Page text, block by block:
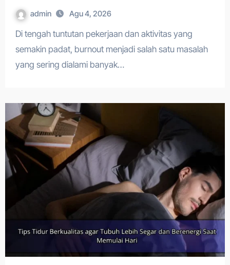
admin Agu 4, 2026
Di tengah tuntutan pekerjaan dan aktivitas yang
semakin padat, burnout menjadi salah satu masalah
yang sering dialami banyak…